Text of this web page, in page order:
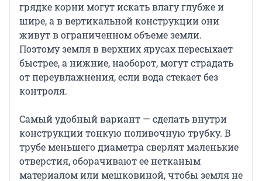
грядке корни могут искать влагу глубже и
шире, а в вертикальной конструкции они
живут в ограниченном объеме земли.
Поэтому земля в верхних ярусах пересыхает
быстрее, а нижние, наоборот, могут страдать
от переувлажнения, если вода стекает без
контроля.
Самый удобный вариант — сделать внутри
конструкции тонкую поливочную трубку. В
трубе меньшего диаметра сверлят маленькие
отверстия, оборачивают ее нетканым
материалом или мешковиной, чтобы земля не